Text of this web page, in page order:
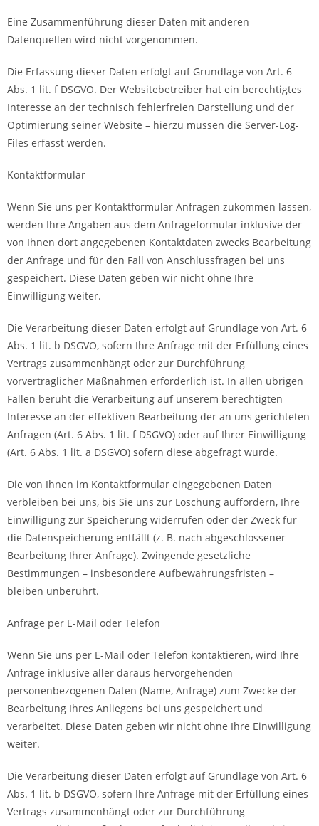
Eine Zusammenführung dieser Daten mit anderen
Datenquellen wird nicht vorgenommen.
Die Erfassung dieser Daten erfolgt auf Grundlage von Art. 6
Abs. 1 lit. f DSGVO. Der Websitebetreiber hat ein berechtigtes
Interesse an der technisch fehlerfreien Darstellung und der
Optimierung seiner Website – hierzu müssen die Server-Log-
Files erfasst werden.
Kontaktformular
Wenn Sie uns per Kontaktformular Anfragen zukommen lassen,
werden Ihre Angaben aus dem Anfrageformular inklusive der
von Ihnen dort angegebenen Kontaktdaten zwecks Bearbeitung
der Anfrage und für den Fall von Anschlussfragen bei uns
gespeichert. Diese Daten geben wir nicht ohne Ihre
Einwilligung weiter.
Die Verarbeitung dieser Daten erfolgt auf Grundlage von Art. 6
Abs. 1 lit. b DSGVO, sofern Ihre Anfrage mit der Erfüllung eines
Vertrags zusammenhängt oder zur Durchführung
vorvertraglicher Maßnahmen erforderlich ist. In allen übrigen
Fällen beruht die Verarbeitung auf unserem berechtigten
Interesse an der effektiven Bearbeitung der an uns gerichteten
Anfragen (Art. 6 Abs. 1 lit. f DSGVO) oder auf Ihrer Einwilligung
(Art. 6 Abs. 1 lit. a DSGVO) sofern diese abgefragt wurde.
Die von Ihnen im Kontaktformular eingegebenen Daten
verbleiben bei uns, bis Sie uns zur Löschung auffordern, Ihre
Einwilligung zur Speicherung widerrufen oder der Zweck für
die Datenspeicherung entfällt (z. B. nach abgeschlossener
Bearbeitung Ihrer Anfrage). Zwingende gesetzliche
Bestimmungen – insbesondere Aufbewahrungsfristen –
bleiben unberührt.
Anfrage per E-Mail oder Telefon
Wenn Sie uns per E-Mail oder Telefon kontaktieren, wird Ihre
Anfrage inklusive aller daraus hervorgehenden
personenbezogenen Daten (Name, Anfrage) zum Zwecke der
Bearbeitung Ihres Anliegens bei uns gespeichert und
verarbeitet. Diese Daten geben wir nicht ohne Ihre Einwilligung
weiter.
Die Verarbeitung dieser Daten erfolgt auf Grundlage von Art. 6
Abs. 1 lit. b DSGVO, sofern Ihre Anfrage mit der Erfüllung eines
Vertrags zusammenhängt oder zur Durchführung